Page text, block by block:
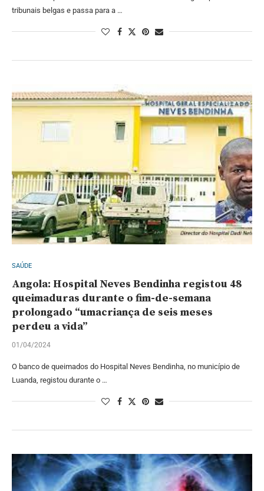
tribunais belgas e passa para a …
SAÚDE
Angola: Hospital Neves Bendinha registou 48
queimaduras durante o fim-de-semana
prolongado “umacriança de seis meses
perdeu a vida”
01/04/2024
O banco de queimados do Hospital Neves Bendinha, no município de
Luanda, registou durante o …